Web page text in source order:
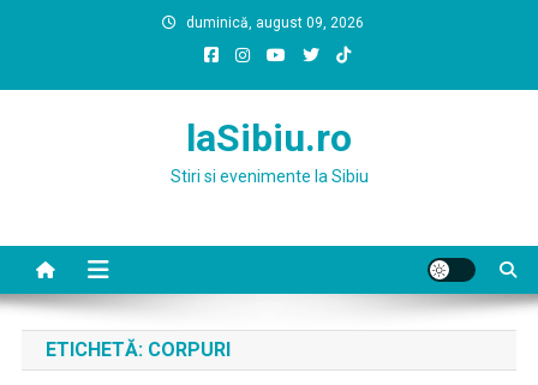
duminică, august 09, 2026
laSibiu.ro
Stiri si evenimente la Sibiu
ETICHETĂ: CORPURI